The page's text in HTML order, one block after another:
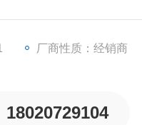
厂商性质：经销商
18020729104